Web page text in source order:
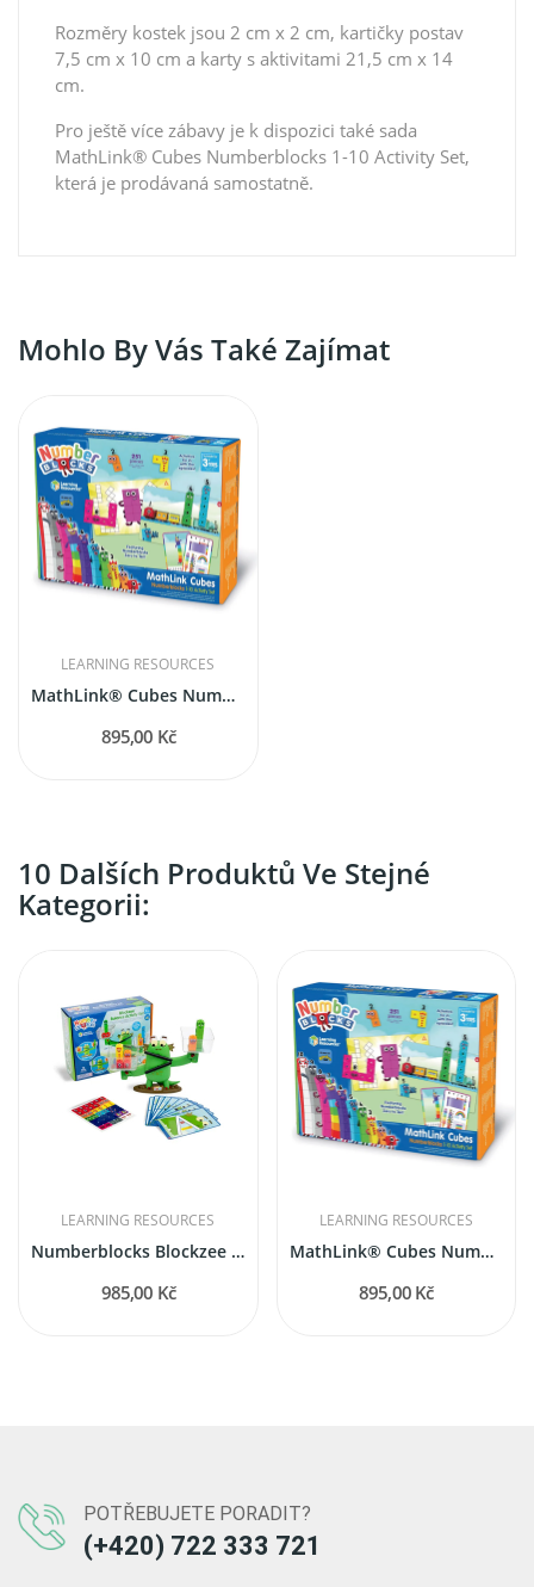
Rozměry kostek jsou 2 cm x 2 cm, kartičky postav
7,5 cm x 10 cm a karty s aktivitami 21,5 cm x 14
cm.
Pro ještě více zábavy je k dispozici také sada
MathLink® Cubes Numberblocks 1-10 Activity Set,
která je prodávaná samostatně.
Mohlo By Vás Také Zajímat
LEARNING RESOURCES
MathLink® Cubes Numberblocks 1-10 Activity Set
895,00 Kč
10 Dalších Produktů Ve Stejné
Kategorii:
LEARNING RESOURCES
Numberblocks Blockzee – balanční sada pro...
985,00 Kč
LEARNING RESOURCES
MathLink® Cubes Numberblocks 1-10 Activity Set
895,00 Kč
POTŘEBUJETE PORADIT?
(+420) 722 333 721